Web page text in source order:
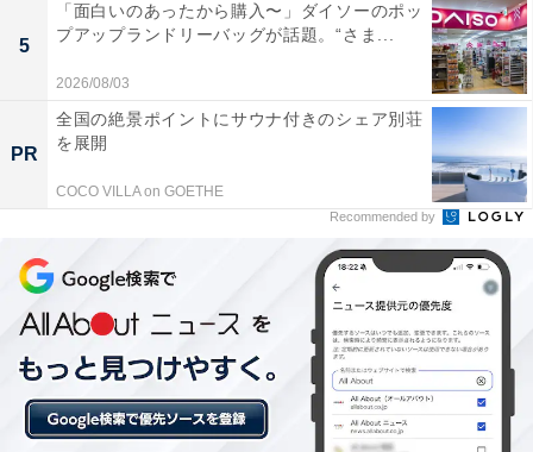
先に入れた卵が自動で手前に押し出されてくる
5
「面白いのあったから購入〜」ダイソーのポッ
プアップランドリーバッグが話題。“さま...
2026/08/03
PR
全国の絶景ポイントにサウナ付きのシェア別荘
を展開
COCO VILLA on GOETHE
Recommended by